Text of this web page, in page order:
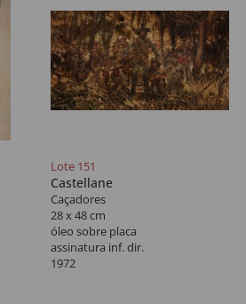
Lote 151
Castellane
Caçadores
28 x 48 cm
óleo sobre placa
assinatura inf. dir.
1972